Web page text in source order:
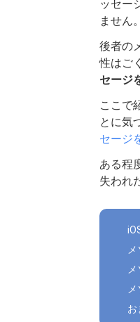
ッセー
ません。
後者の
性はご
セージ
ここで
とに気
セージ
ある程
失われ
お